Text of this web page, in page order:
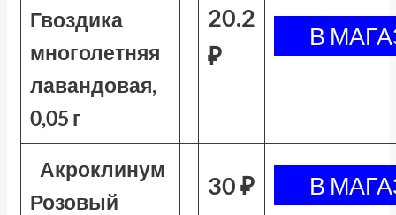
Гвоздика
многолетняя
лавандовая,
0,05 г
20.2
₽
Акроклинум
Розовый
30 ₽